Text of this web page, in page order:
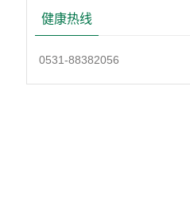
健康热线
0531-88382056